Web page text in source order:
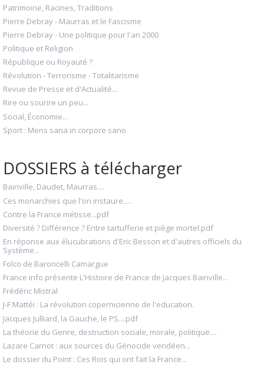
Patrimoine, Racines, Traditions
Pierre Debray - Maurras et le Fascisme
Pierre Debray - Une politique pour l'an 2000
Politique et Religion
République ou Royauté ?
Révolution - Terrorisme - Totalitarisme
Revue de Presse et d'Actualité...
Rire ou sourire un peu...
Social, Économie...
Sport : Mens sana in corpore sano
DOSSIERS à télécharger
Bainville, Daudet, Maurras....
Ces monarchies que l'on instaure.....
Contre la France métisse...pdf
Diversité ? Différence ? Entre tartufferie et piège mortel.pdf
En réponse aux élucubrations d'Eric Besson et d'autres officiels du
Système...
Folco de Baroncelli Camargue
France info présente L'Histoire de France de Jacques Bainville...
Frédéric Mistral
J-F Mattéi : La révolution copernicienne de l'education.
Jacques Julliard, la Gauche, le PS....pdf
La théorie du Genre, destruction sociale, morale, politique....
Lazare Carnot : aux sources du Génocide vendéen...
Le dossier du Point : Ces Rois qui ont fait la France...